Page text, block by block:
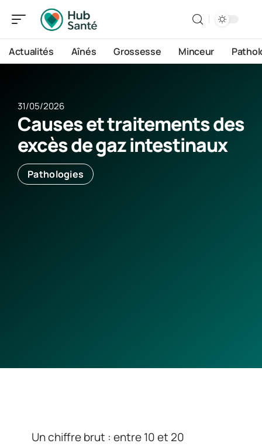
Actualités Aînés Grossesse Minceur
31/05/2026
Causes et traitements des
excès de gaz intestinaux
Pathologies
Un chiffre brut : entre 10 et 20